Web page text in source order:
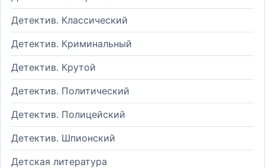
Детектив. Классический
Детектив. Криминальный
Детектив. Крутой
Детектив. Политический
Детектив. Полицейский
Детектив. Шпионский
Детская литература